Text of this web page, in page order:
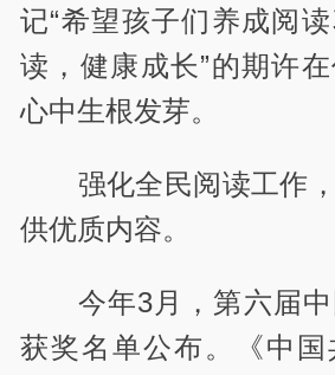
记“希望孩子们养成阅
读，健康成长”的期许
心中生根发芽。
强化全民阅读工作
供优质内容。
今年3月，第六届
获奖名单公布。《中